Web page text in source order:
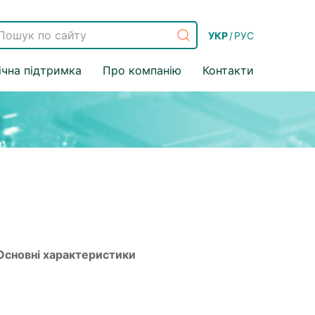
УКР/РУС
підтримка Про компанію Контакти
характеристики